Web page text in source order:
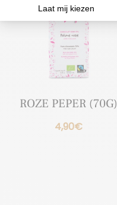
ROZE PEPER (70G)
4,90€